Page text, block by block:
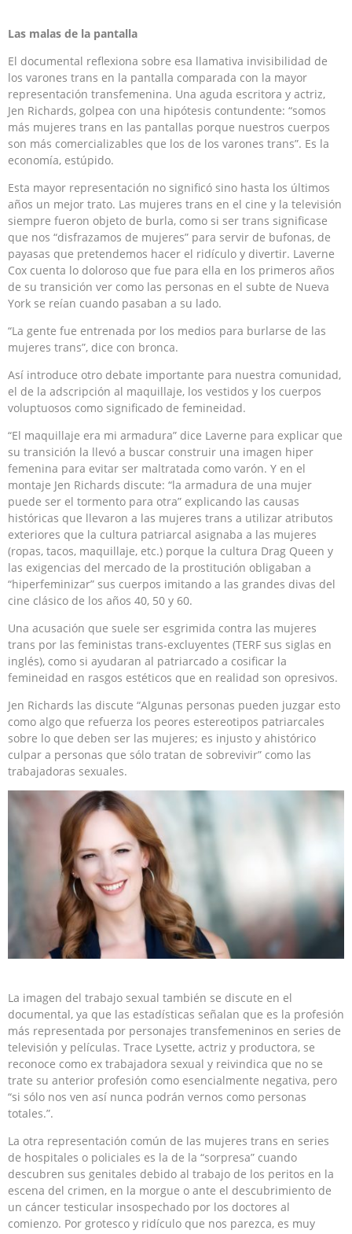
Las malas de la pantalla
El documental reflexiona sobre esa llamativa invisibilidad de
los varones trans en la pantalla comparada con la mayor
representación transfemenina. Una aguda escritora y actriz,
Jen Richards, golpea con una hipótesis contundente: “somos
más mujeres trans en las pantallas porque nuestros cuerpos
son más comercializables que los de los varones trans”. Es la
economía, estúpido.
Esta mayor representación no significó sino hasta los últimos
años un mejor trato. Las mujeres trans en el cine y la televisión
siempre fueron objeto de burla, como si ser trans significase
que nos “disfrazamos de mujeres” para servir de bufonas, de
payasas que pretendemos hacer el ridículo y divertir. Laverne
Cox cuenta lo doloroso que fue para ella en los primeros años
de su transición ver como las personas en el subte de Nueva
York se reían cuando pasaban a su lado.
“La gente fue entrenada por los medios para burlarse de las
mujeres trans”, dice con bronca.
Así introduce otro debate importante para nuestra comunidad,
el de la adscripción al maquillaje, los vestidos y los cuerpos
voluptuosos como significado de femineidad.
“El maquillaje era mi armadura” dice Laverne para explicar que
su transición la llevó a buscar construir una imagen hiper
femenina para evitar ser maltratada como varón. Y en el
montaje Jen Richards discute: “la armadura de una mujer
puede ser el tormento para otra” explicando las causas
históricas que llevaron a las mujeres trans a utilizar atributos
exteriores que la cultura patriarcal asignaba a las mujeres
(ropas, tacos, maquillaje, etc.) porque la cultura Drag Queen y
las exigencias del mercado de la prostitución obligaban a
“hiperfeminizar” sus cuerpos imitando a las grandes divas del
cine clásico de los años 40, 50 y 60.
Una acusación que suele ser esgrimida contra las mujeres
trans por las feministas trans-excluyentes (TERF sus siglas en
inglés), como si ayudaran al patriarcado a cosificar la
femineidad en rasgos estéticos que en realidad son opresivos.
Jen Richards las discute “Algunas personas pueden juzgar esto
como algo que refuerza los peores estereotipos patriarcales
sobre lo que deben ser las mujeres; es injusto y ahistórico
culpar a personas que sólo tratan de sobrevivir” como las
trabajadoras sexuales.
La imagen del trabajo sexual también se discute en el
documental, ya que las estadísticas señalan que es la profesión
más representada por personajes transfemeninos en series de
televisión y películas. Trace Lysette, actriz y productora, se
reconoce como ex trabajadora sexual y reivindica que no se
trate su anterior profesión como esencialmente negativa, pero
“si sólo nos ven así nunca podrán vernos como personas
totales.”.
La otra representación común de las mujeres trans en series
de hospitales o policiales es la de la “sorpresa” cuando
descubren sus genitales debido al trabajo de los peritos en la
escena del crimen, en la morgue o ante el descubrimiento de
un cáncer testicular insospechado por los doctores al
comienzo. Por grotesco y ridículo que nos parezca, es muy